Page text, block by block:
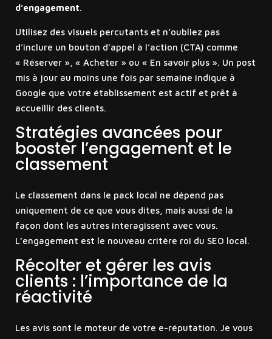
d’engagement.
Utilisez des visuels percutants et n’oubliez pas
d’inclure un bouton d’appel à l’action (CTA) comme
« Réserver », « Acheter » ou « En savoir plus ». Un post
mis à jour au moins une fois par semaine indique à
Google que votre établissement est actif et prêt à
accueillir des clients.
Stratégies avancées pour
booster l’engagement et le
classement
Le classement dans le pack local ne dépend pas
uniquement de ce que vous dites, mais aussi de la
façon dont les autres interagissent avec vous.
L’engagement est le nouveau critère roi du SEO local.
Récolter et gérer les avis
clients : l’importance de la
réactivité
Les avis sont le moteur de votre e-réputation. Je vous